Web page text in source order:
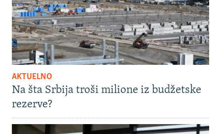
AKTUELNO
Na šta Srbija troši milione iz budžetske
rezerve?